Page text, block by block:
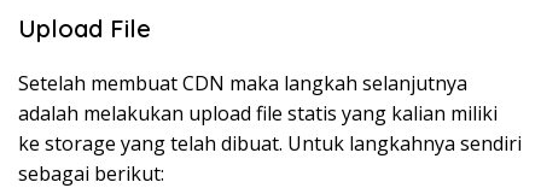
Upload File
Setelah membuat CDN maka langkah selanjutnya
adalah melakukan upload file statis yang kalian miliki
ke storage yang telah dibuat. Untuk langkahnya sendiri
sebagai berikut: